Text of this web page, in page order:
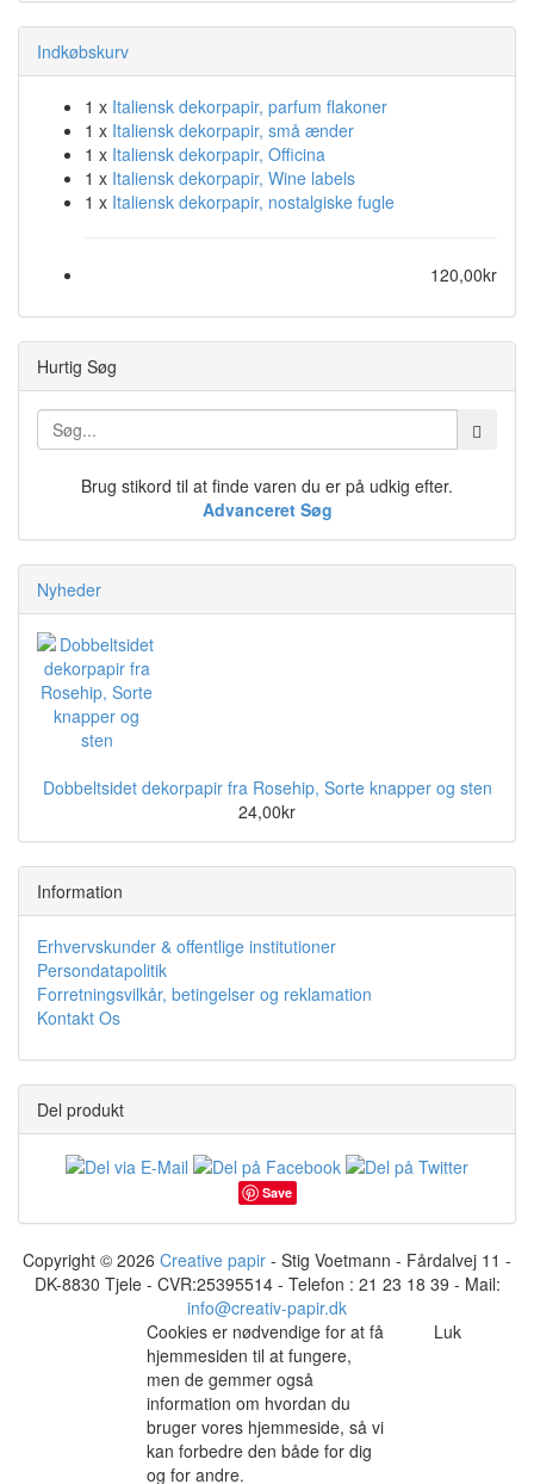
Indkøbskurv
1 x Italiensk dekorpapir, parfum flakoner
1 x Italiensk dekorpapir, små ænder
1 x Italiensk dekorpapir, Officina
1 x Italiensk dekorpapir, Wine labels
1 x Italiensk dekorpapir, nostalgiske fugle
120,00kr
Hurtig Søg
Brug stikord til at finde varen du er på udkig efter.
Advanceret Søg
Nyheder
Dobbeltsidet dekorpapir fra Rosehip, Sorte knapper og sten
24,00kr
Information
Erhvervskunder & offentlige institutioner
Persondatapolitik
Forretningsvilkår, betingelser og reklamation
Kontakt Os
Del produkt
Save
Copyright © 2026 Creative papir - Stig Voetmann - Fårdalvej 11 -
DK-8830 Tjele - CVR:25395514 - Telefon : 21 23 18 39 - Mail:
info@creativ-papir.dk
Cookies er nødvendige for at få
hjemmesiden til at fungere,
men de gemmer også
information om hvordan du
bruger vores hjemmeside, så vi
kan forbedre den både for dig
og for andre.
Luk